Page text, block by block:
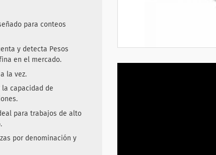
para conteos
y detecta Pesos
en el mercado.
la vez.
capacidad de
para trabajos de alto
por denominación y